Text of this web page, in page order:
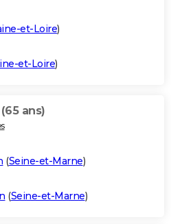
et-Loire)
et-Loire)
(65 ans)
(Seine-et-Marne)
(Seine-et-Marne)